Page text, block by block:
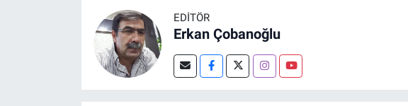
EDITÖR
Erkan Çobanoğlu